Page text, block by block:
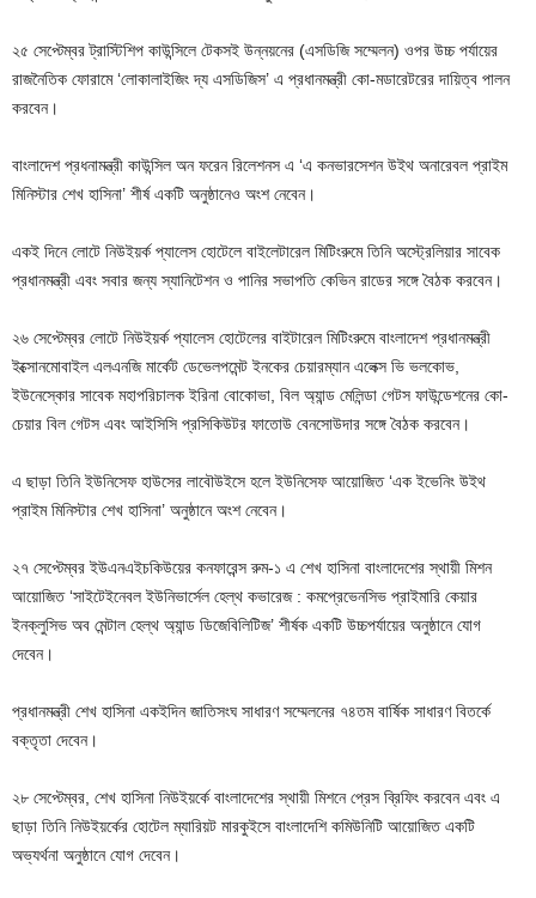
২৫ সেপ্টেম্বর ট্রাস্টিশিপ কাউন্সিলে টেকসই উন্নয়নের (এসডিজি সম্মেলন) ওপর উচ্চ পর্যায়ের
রাজনৈতিক ফোরামে ‘লোকালাইজিং দ্য এসডিজিস’ এ প্রধানমন্ত্রী কো-মডারেটরের দায়িত্ব পালন
করবেন।
বাংলাদেশ প্রধনামন্ত্রী কাউন্সিল অন ফরেন রিলেশনস এ ‘এ কনভারসেশন উইথ অনারেবল প্রাইম
মিনিস্টার শেখ হাসিনা’ শীর্ষ একটি অনুষ্ঠানেও অংশ নেবেন।
একই দিনে লোটে নিউইয়র্ক প্যালেস হোটেলে বাইলেটারেল মিটিংরুমে তিনি অস্ট্রেলিয়ার সাবেক
প্রধানমন্ত্রী এবং সবার জন্য স্যানিটেশন ও পানির সভাপতি কেভিন রাডের সঙ্গে বৈঠক করবেন।
২৬ সেপ্টেম্বর লোটে নিউইয়র্ক প্যালেস হোটেলের বাইটারেল মিটিংরুমে বাংলাদেশ প্রধানমন্ত্রী
ইক্সোনমোবাইল এলএনজি মার্কেট ডেভেলপমেন্ট ইনকের চেয়ারম্যান এলেক্স ভি ভলকোভ,
ইউনেস্কোর সাবেক মহাপরিচালক ইরিনা বোকোভা, বিল অ্যান্ড মেলিন্ডা গেটস ফাউন্ডেশনের কো-
চেয়ার বিল গেটস এবং আইসিসি প্রসিকিউটর ফাতোউ বেনসোউদার সঙ্গে বৈঠক করবেন।
এ ছাড়া তিনি ইউনিসেফ হাউসের লাবৌউইসে হলে ইউনিসেফ আয়োজিত ‘এক ইভেনিং উইথ
প্রাইম মিনিস্টার শেখ হাসিনা’ অনুষ্ঠানে অংশ নেবেন।
২৭ সেপ্টেম্বর ইউএনএইচকিউয়ের কনফারেন্স রুম-১ এ শেখ হাসিনা বাংলাদেশের স্থায়ী মিশন
আয়োজিত ‘সাইটেইনেবল ইউনিভার্সেল হেল্থ কভারেজ : কমপ্রেভেনসিভ প্রাইমারি কেয়ার
ইনক্লুসিভ অব মেন্টাল হেল্থ অ্যান্ড ডিজেবিলিটিজ’ শীর্ষক একটি উচ্চপর্যায়ের অনুষ্ঠানে যোগ
দেবেন।
প্রধানমন্ত্রী শেখ হাসিনা একইদিন জাতিসংঘ সাধারণ সম্মেলনের ৭৪তম বার্ষিক সাধারণ বিতর্কে
বক্তৃতা দেবেন।
২৮ সেপ্টেম্বর, শেখ হাসিনা নিউইয়র্কে বাংলাদেশের স্থায়ী মিশনে প্রেস ব্রিফিং করবেন এবং এ
ছাড়া তিনি নিউইয়র্কের হোটেল ম্যারিয়ট মারকুইসে বাংলাদেশি কমিউনিটি আয়োজিত একটি
অভ্যর্থনা অনুষ্ঠানে যোগ দেবেন।